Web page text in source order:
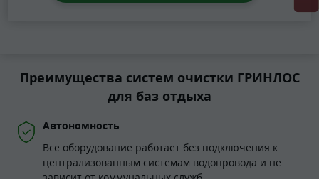
Преимущества систем очистки ГРИНЛОС
для баз отдыха
Автономность
Все оборудование работает без подключения к
централизованным системам водопровода и не